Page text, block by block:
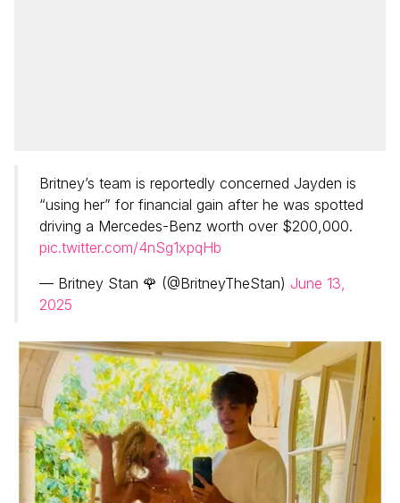
Britney’s team is reportedly concerned Jayden is
“using her” for financial gain after he was spotted
driving a Mercedes-Benz worth over $200,000.
pic.twitter.com/4nSg1xpqHb
— Britney Stan 🌹 (@BritneyTheStan) June 13,
2025